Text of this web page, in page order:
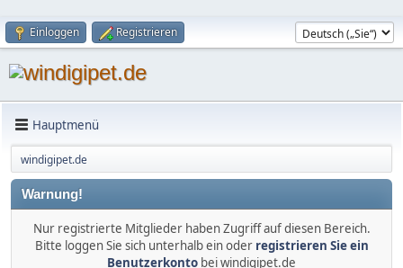
Einloggen Registrieren
Hauptmenü
windigipet.de
Warnung!
Nur registrierte Mitglieder haben Zugriff auf diesen Bereich.
Bitte loggen Sie sich unterhalb ein oder registrieren Sie ein
Benutzerkonto bei windigipet.de